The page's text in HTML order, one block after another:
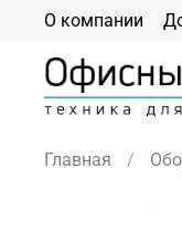
О компании
Главная